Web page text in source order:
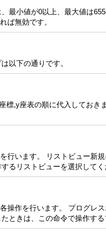
最小値が0以上、最大値は
ば無効です。
以下の通りです。
標,y座表の順に代入してお
行います。 リストビュー新
るリストビューを選択してく
操作を行います。 プログレ
ときは、この命令で操作す